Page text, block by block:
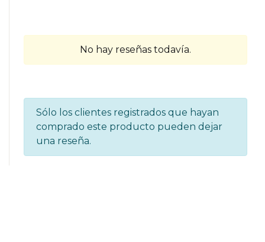
No hay reseñas todavía.
Sólo los clientes registrados que hayan
comprado este producto pueden dejar
una reseña.